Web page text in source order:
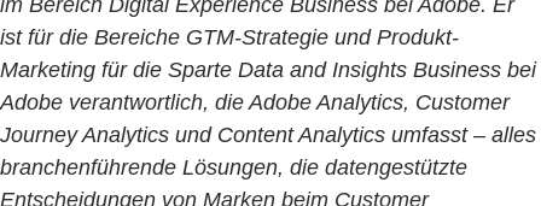
ist für die Bereiche GTM-Strategie und Produkt-
Marketing für die Sparte Data and Insights Business bei
Adobe verantwortlich, die Adobe Analytics, Customer
Journey Analytics und Content Analytics umfasst – alles
branchenführende Lösungen, die datengestützte
Entscheidungen von Marken beim Customer